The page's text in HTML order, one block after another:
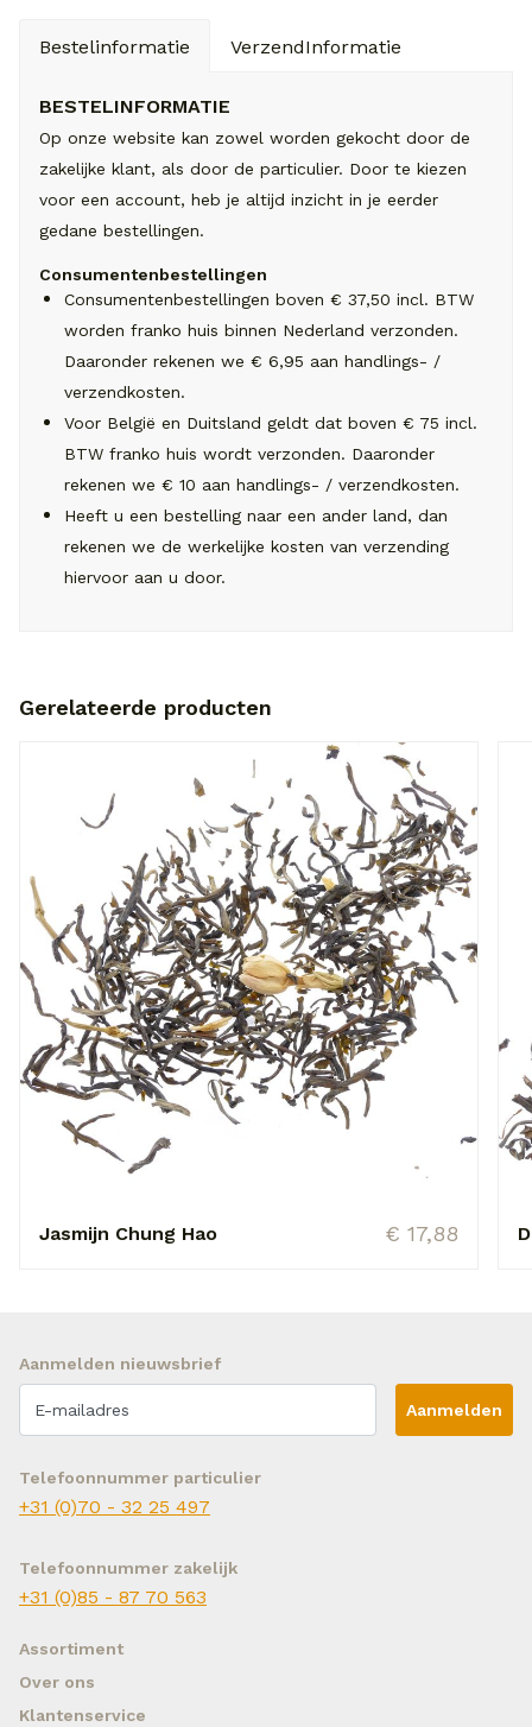
Bestelinformatie VerzendInformatie
BESTELINFORMATIE
Op onze website kan zowel worden gekocht door de
zakelijke klant, als door de particulier. Door te kiezen
voor een account, heb je altijd inzicht in je eerder
gedane bestellingen.
Consumentenbestellingen
Consumentenbestellingen boven € 37,50 incl. BTW
worden franko huis binnen Nederland verzonden.
Daaronder rekenen we € 6,95 aan handlings- /
verzendkosten.
Voor België en Duitsland geldt dat boven € 75 incl.
BTW franko huis wordt verzonden. Daaronder
rekenen we € 10 aan handlings- / verzendkosten.
Heeft u een bestelling naar een ander land, dan
rekenen we de werkelijke kosten van verzending
hiervoor aan u door.
Gerelateerde producten
Jasmijn Chung Hao € 17,88
Assortiment
Over ons
Klantenservice
Telefoonnummer particulier
+31 (0)70 - 32 25 497
Telefoonnummer zakelijk
+31 (0)85 - 87 70 563
Aanmelden nieuwsbrief
Aanmelden